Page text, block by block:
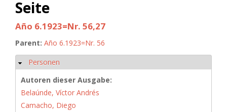
Seite
Año 6.1923=Nr. 56,27
Parent: Año 6.1923=Nr. 56
Ausblenden
Personen
Autoren dieser Ausgabe:
Belaúnde, Víctor Andrés
Camacho, Diego